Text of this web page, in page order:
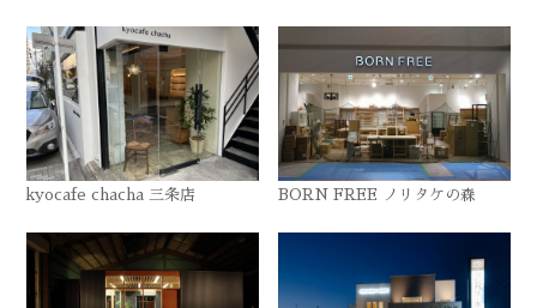
kyocafe chacha 三条店 BORN FREE ノリタケの森